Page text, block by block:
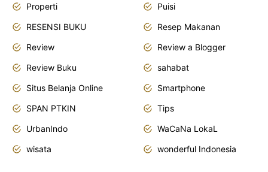
Properti
Puisi
RESENSI BUKU
Resep Makanan
Review
Review a Blogger
Review Buku
sahabat
Situs Belanja Online
Smartphone
SPAN PTKIN
Tips
UrbanIndo
WaCaNa LokaL
wisata
wonderful Indonesia